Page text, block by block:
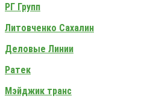
РГ Групп
Литовченко Сахалин
Деловые Линии
Ратек
Мэйджик транс